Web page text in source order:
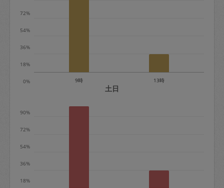
※キャンセル料金の設定について：
0%
18%
36%
54%
72%
9時 13時
土日
18%
36%
54%
72%
90%